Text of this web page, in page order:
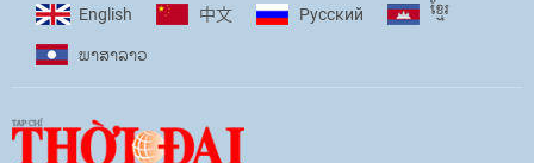
11:10|17/06/2026
English 中文 Pусский ខ្មែរ
ພາ​ສາ​ລາວ